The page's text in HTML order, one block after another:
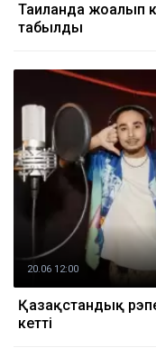
Таиланда жоғалып
табылды
20.06 12:00
Қазақстандық
кетті